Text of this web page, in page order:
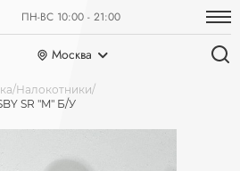
ПН-ВС 10:00 - 21:00
Москва
Налокотники
SR "M" Б/У